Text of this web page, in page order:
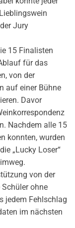
Jury
15 Finalisten
für das
von der
auf einer Bühne
Davor
Nachdem alle 15
konnten, wurden
„Lucky Loser“
von der
ohne
jedem Fehlschlag
im nächsten